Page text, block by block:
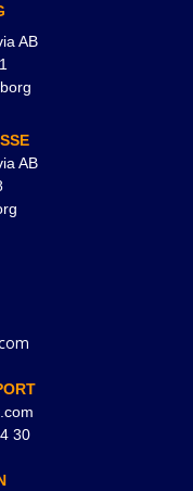
AB
AB
30